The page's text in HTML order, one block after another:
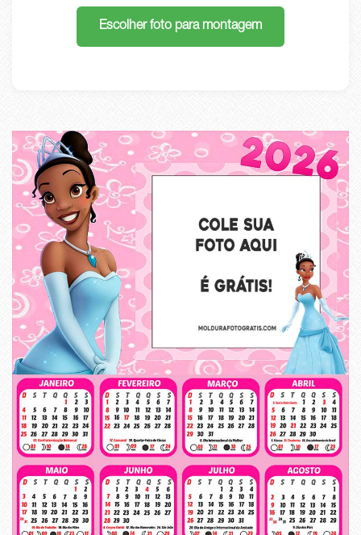
Escolher foto para montagem